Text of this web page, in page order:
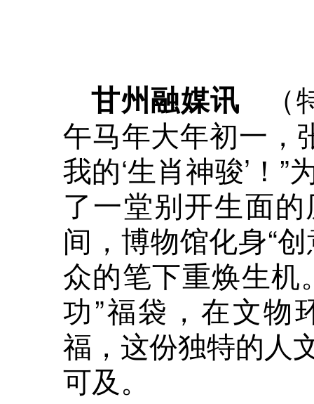
甘州融媒讯
午马年大年初一，
我的‘生肖神骏’！
了一堂别开生面
间，博物馆化身“
众的笔下重焕生机
功”福袋，在文物
福，这份独特的人
可及。